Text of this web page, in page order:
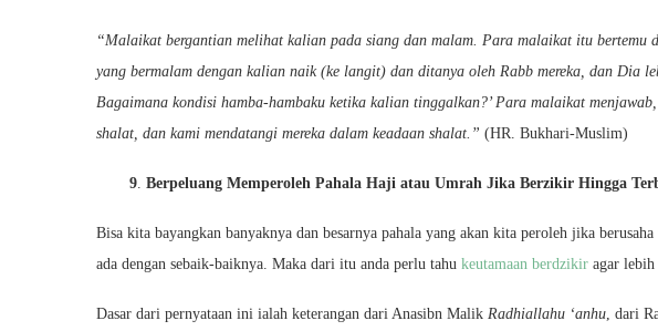
“­Malaikat bergantian melihat kalian pada siang dan malam. Para malaikat itu bertemu
yang bermalam dengan kalian naik (ke langit) dan ditanya oleh Rabb mereka, dan Dia
Bagaimana kondisi hamba-hambaku ketika kalian tinggalkan?’ Para malaikat
shalat, dan kami mendatangi mereka dalam keadaan shalat.” (HR. Bukhari-Muslim)
9. Berpeluang Memperoleh Pahala Haji atau Umrah Jika Berzikir Hingga
Bisa kita bayangkan banyaknya dan besarnya pahala yang akan kita peroleh jika
ada dengan sebaik-baiknya. Maka dari itu anda perlu tahu keutamaan berdzikir agar lebih
Dasar dari pernyataan ini ialah keterangan dari Anasibn Malik Radhiallahu ‘anhu, dari